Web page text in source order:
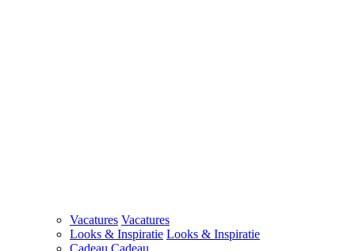
Vacatures Vacatures
Looks & Inspiratie Looks & Inspiratie
Cadeau Cadeau